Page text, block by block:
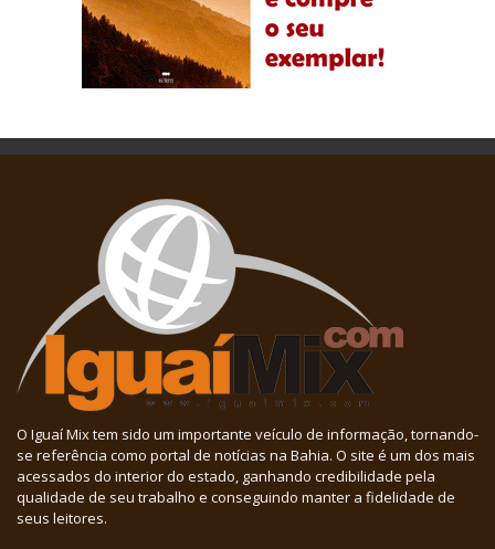
O Iguaí Mix tem sido um importante veículo de informação, tornando-
se referência como portal de notícias na Bahia. O site é um dos mais
acessados do interior do estado, ganhando credibilidade pela
qualidade de seu trabalho e conseguindo manter a fidelidade de
seus leitores.